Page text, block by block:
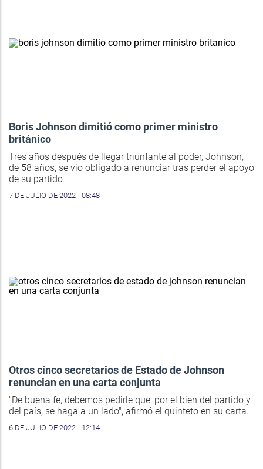
Boris Johnson dimitió como primer ministro
británico
Tres años después de llegar triunfante al poder, Johnson,
de 58 años, se vio obligado a renunciar tras perder el apoyo
de su partido.
7 DE JULIO DE 2022 - 08:48
Otros cinco secretarios de Estado de Johnson
renuncian en una carta conjunta
"De buena fe, debemos pedirle que, por el bien del partido y
del país, se haga a un lado", afirmó el quinteto en su carta.
6 DE JULIO DE 2022 - 12:14